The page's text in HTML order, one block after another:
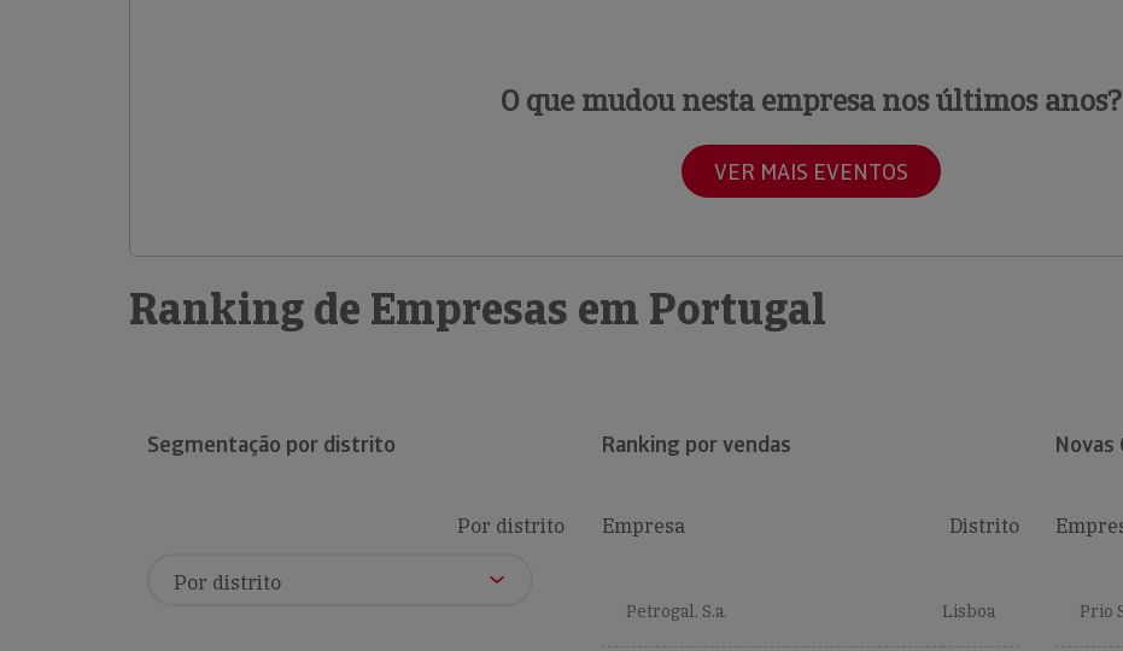
O que mudou nesta empresa nos últimos anos?
VER MAIS EVENTOS
Ranking de Empresas em Portugal
Segmentação por distrito
Por distrito
Ranking por vendas
Empresa Distrito
Petrogal, S.a. Lisboa
Novas
Prio